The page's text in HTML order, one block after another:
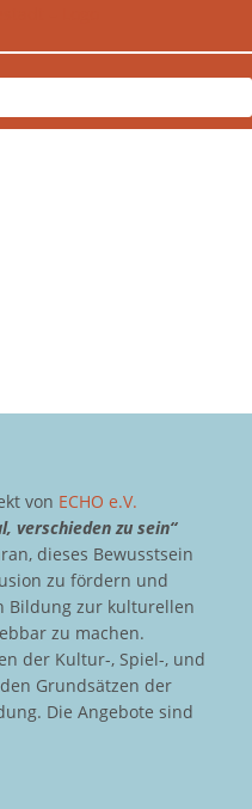
von ECHO e.V.
verschieden zu sein“
dieses Bewusstsein
zu fördern und
Bildung zur kulturellen
zu machen.
der Kultur-, Spiel-, und
Grundsätzen der
Die Angebote sind